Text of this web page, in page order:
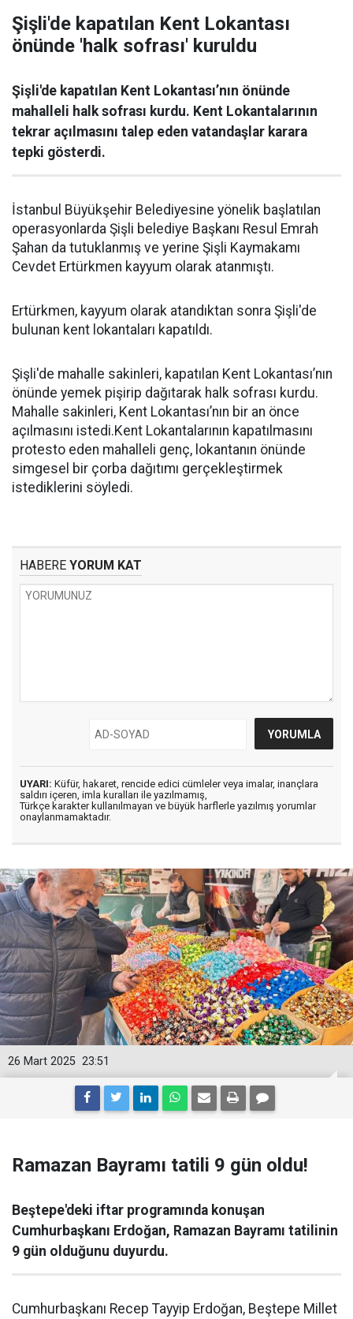
Şişli'de kapatılan Kent Lokantası
önünde 'halk sofrası' kuruldu
Şişli'de kapatılan Kent Lokantası’nın önünde
mahalleli halk sofrası kurdu. Kent Lokantalarının
tekrar açılmasını talep eden vatandaşlar karara
tepki gösterdi.
İstanbul Büyükşehir Belediyesine yönelik başlatılan
operasyonlarda Şişli belediye Başkanı Resul Emrah
Şahan da tutuklanmış ve yerine Şişli Kaymakamı
Cevdet Ertürkmen kayyum olarak atanmıştı.
Ertürkmen, kayyum olarak atandıktan sonra Şişli'de
bulunan kent lokantaları kapatıldı.
Şişli'de mahalle sakinleri, kapatılan Kent Lokantası’nın
önünde yemek pişirip dağıtarak halk sofrası kurdu.
Mahalle sakinleri, Kent Lokantası’nın bir an önce
açılmasını istedi.Kent Lokantalarının kapatılmasını
protesto eden mahalleli genç, lokantanın önünde
simgesel bir çorba dağıtımı gerçekleştirmek
istediklerini söyledi.
HABERE YORUM KAT
UYARI: Küfür, hakaret, rencide edici cümleler veya imalar, inançlara
saldırı içeren, imla kuralları ile yazılmamış,
Türkçe karakter kullanılmayan ve büyük harflerle yazılmış yorumlar
onaylanmamaktadır.
23:51
26 Mart 2025
Ramazan Bayramı tatili 9 gün oldu!
Beştepe'deki iftar programında konuşan
Cumhurbaşkanı Erdoğan, Ramazan Bayramı tatilinin
9 gün olduğunu duyurdu.
Cumhurbaşkanı Recep Tayyip Erdoğan, Beştepe Millet